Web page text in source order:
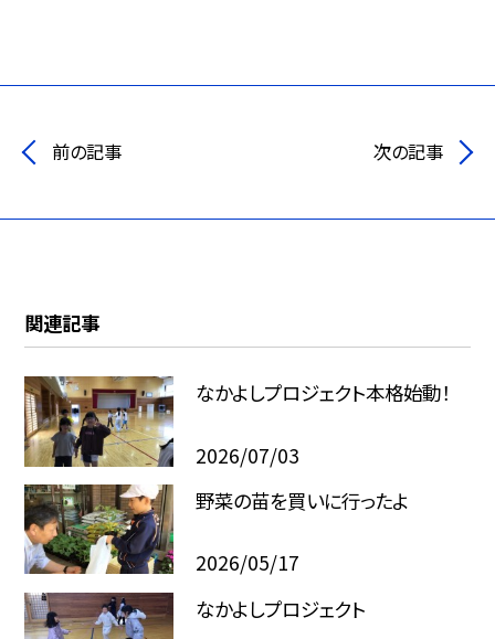
前の記事 次の記事
関連記事
なかよしプロジェクト本格始動！
2026/07/03
野菜の苗を買いに行ったよ
2026/05/17
なかよしプロジェクト